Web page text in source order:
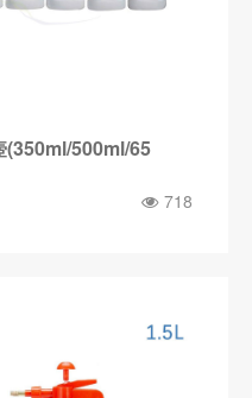
(350ml/500ml/65
718